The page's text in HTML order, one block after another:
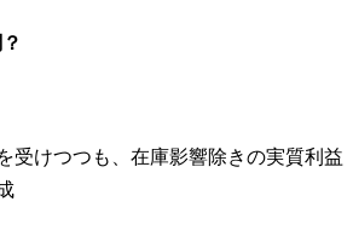
受けつつも、在庫影響除きの実質利益